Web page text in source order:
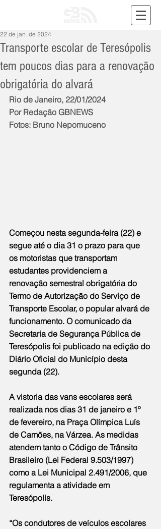
Transporte escolar de Teresópolis
tem poucos dias para a renovação
obrigatória do alvará
22 de jan. de 2024
Rio de Janeiro, 22/01/2024
Por Redação GBNEWS
Fotos: Bruno Nepomuceno
Começou nesta segunda-feira (22) e
segue até o dia 31 o prazo para que
os motoristas que transportam
estudantes providenciem a
renovação semestral obrigatória do
Termo de Autorização do Serviço de
Transporte Escolar, o popular alvará de
funcionamento. O comunicado da
Secretaria de Segurança Pública de
Teresópolis foi publicado na edição do
Diário Oficial do Município desta
segunda (22).
A vistoria das vans escolares será
realizada nos dias 31 de janeiro e 1º
de fevereiro, na Praça Olímpica Luís
de Camões, na Várzea. As medidas
atendem tanto o Código de Trânsito
Brasileiro (Lei Federal 9.503/1997)
como a Lei Municipal 2.491/2006, que
regulamenta a atividade em
Teresópolis.
“Os condutores de veículos escolares